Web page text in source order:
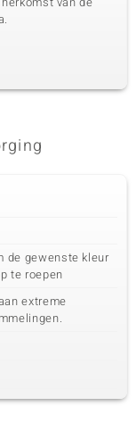
de gewenste kleur
te roepen
extreme